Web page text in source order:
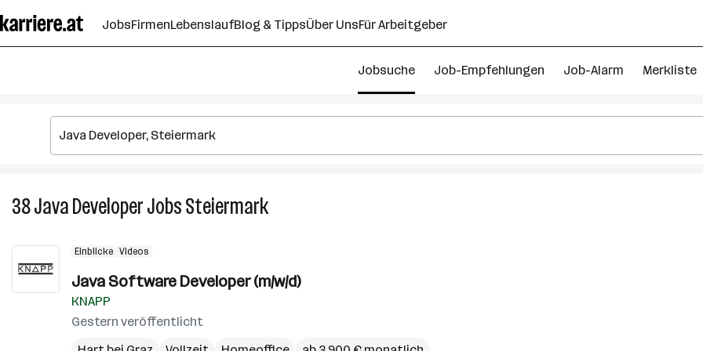
Seiteninhalt
springen
JobsFirmenLebenslaufBlog & TippsÜber UnsFür Arbeitgeber
Jobsuche Job-Empfehlungen Job-Alarm Merkliste
38Java DeveloperJobsSteiermark38
in
Einblicke Videos
Java Software Developer (m/w/d)
KNAPP
Gestern veröffentlicht